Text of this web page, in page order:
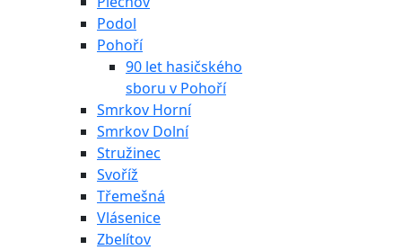
Podol
Pohoří
90 let hasičského
sboru v Pohoří
Smrkov Horní
Smrkov Dolní
Stružinec
Svoříž
Třemešná
Vlásenice
Zbelítov